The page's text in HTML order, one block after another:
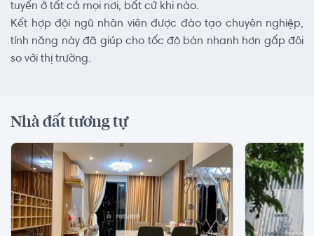
tuyến ở tất cả mọi nơi, bất cứ khi nào.
Kết hợp đội ngũ nhân viên được đào tạo chuyên nghiệp,
tính năng này đã giúp cho tốc độ bán nhanh hơn gấp đôi
so với thị trường.
Nhà đất tương tự